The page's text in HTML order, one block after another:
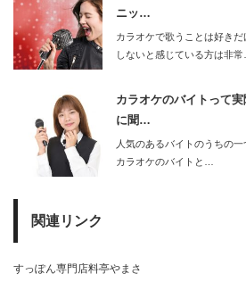
ニッ…
カラオケで歌うことは好き
しないと感じている方は非常
カラオケのバイトって
に聞…
人気のあるバイトのうちの
カラオケのバイトと…
関連リンク
すっぽん専門店料亭やまさ